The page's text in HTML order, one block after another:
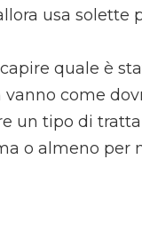
usa solette
quale è
vanno come
un tipo di
o almeno per